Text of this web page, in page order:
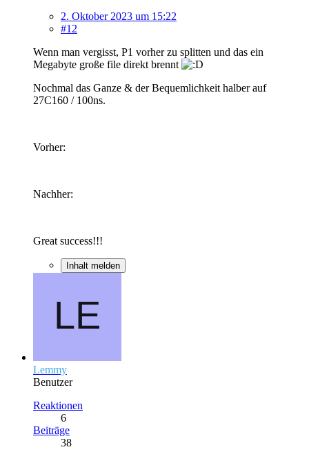
2. Oktober 2023 um 15:22
#12
Wenn man vergisst, P1 vorher zu splitten und das ein
Megabyte große file direkt brennt
Nochmal das Ganze & der Bequemlichkeit halber auf
27C160 / 100ns.
Vorher:
Nachher:
Great success!!!
Inhalt melden
Lemmy
Benutzer
Reaktionen
6
Beiträge
38